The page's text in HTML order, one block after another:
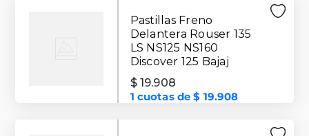
Pastillas Freno
Delantera Rouser 135
LS NS125 NS160
Discover 125 Bajaj
$ 19.908
1 cuotas de$ 19.908